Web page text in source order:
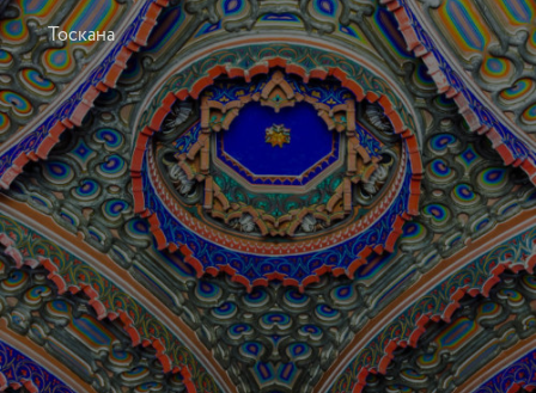
Тоскана